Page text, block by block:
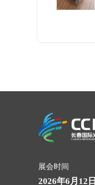
展会时间
2026年6月12